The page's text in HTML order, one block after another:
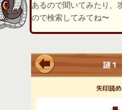
あるので聞いてみたり、
ので検索してみてね〜